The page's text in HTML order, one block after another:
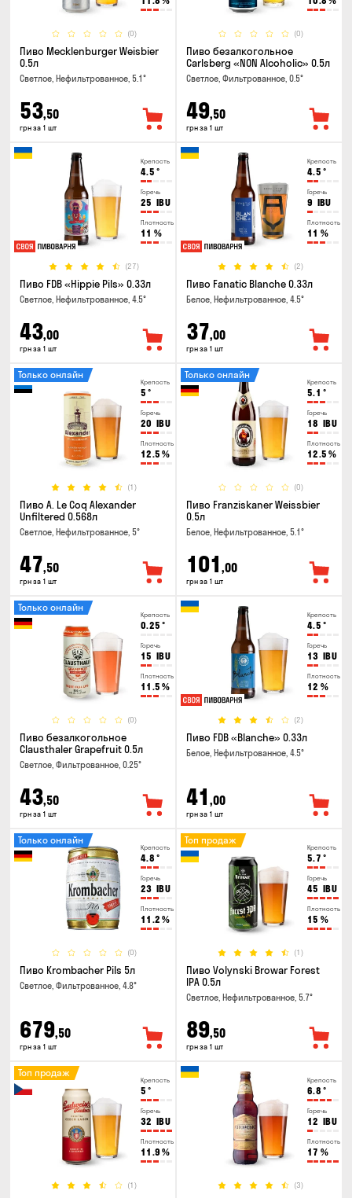
(0)
Пиво Mecklenburger Weisbier
0.5л
Светлое, Нефильтрованное, 5.1°
53,50
грн за 1 шт
(0)
Пиво безалкогольное
Carlsberg «NON Alcoholic» 0.5л
Светлое, Фильтрованное, 0.5°
49,50
грн за 1 шт
Крепость
4.5 °
Горечь
25 IBU
Плотность
11 %
(27)
Пиво FDB «Hippie Pils» 0.33л
Светлое, Нефильтрованное, 4.5°
43,00
грн за 1 шт
Крепость
4.5 °
Горечь
9 IBU
Плотность
11 %
(2)
Пиво Fanatic Blanche 0.33л
Белое, Нефильтрованное, 4.5°
37,00
грн за 1 шт
Крепость
5 °
Горечь
20 IBU
Плотность
12.5 %
(1)
Только онлайн
Пиво A. Le Coq Alexander
Unfiltered 0.568л
Светлое, Нефильтрованное, 5°
47,50
грн за 1 шт
Крепость
5.1 °
Горечь
18 IBU
Плотность
12.5 %
(0)
Только онлайн
Пиво Franziskaner Weissbier
0.5л
Белое, Нефильтрованное, 5.1°
101 ,00
грн за 1 шт
Крепость
0.25 °
Горечь
15 IBU
Плотность
11.5 %
(0)
Только онлайн
Пиво безалкогольное
Clausthaler Grapefruit 0.5л
Светлое, Фильтрованное, 0.25°
43,50
грн за 1 шт
Крепость
4.5 °
Горечь
13 IBU
Плотность
12 %
(2)
Пиво FDB «Blanche» 0.33л
Белое, Нефильтрованное, 4.5°
41 ,00
грн за 1 шт
Крепость
4.8 °
Горечь
23 IBU
Плотность
11.2 %
(0)
Только онлайн
Пиво Krombacher Pils 5л
Светлое, Фильтрованное, 4.8°
679,50
грн за 1 шт
Крепость
5.7 °
Горечь
45 IBU
Плотность
15 %
(1)
Топ продаж
Пиво Volynski Browar Forest
IPA 0.5л
Светлое, Нефильтрованное, 5.7°
89,50
грн за 1 шт
Крепость
5 °
Горечь
32 IBU
Плотность
11.9 %
(1)
Топ продаж
Крепость
6.8 °
Горечь
12 IBU
Плотность
17 %
(3)